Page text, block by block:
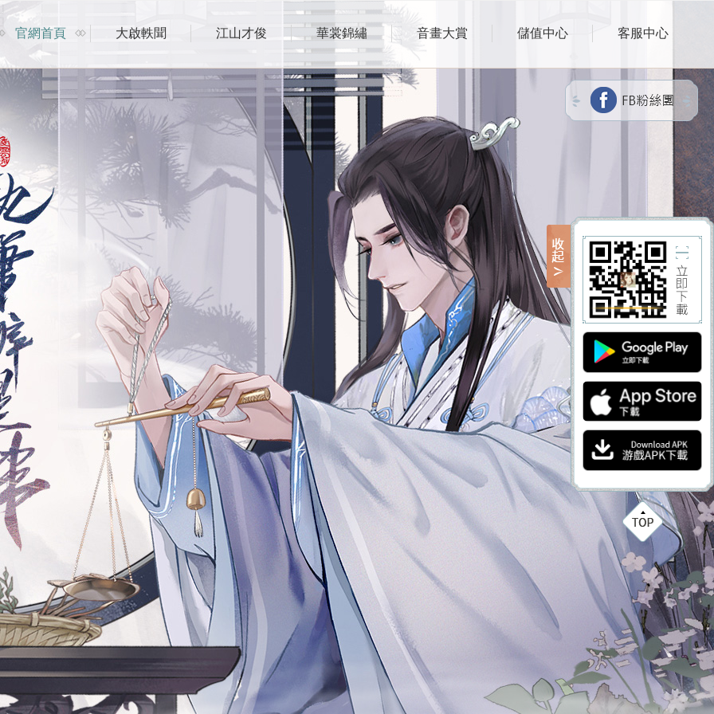
官網首頁 大啟軼聞 江山才俊 華裳錦繡 音畫大賞 儲值中心 客服中心